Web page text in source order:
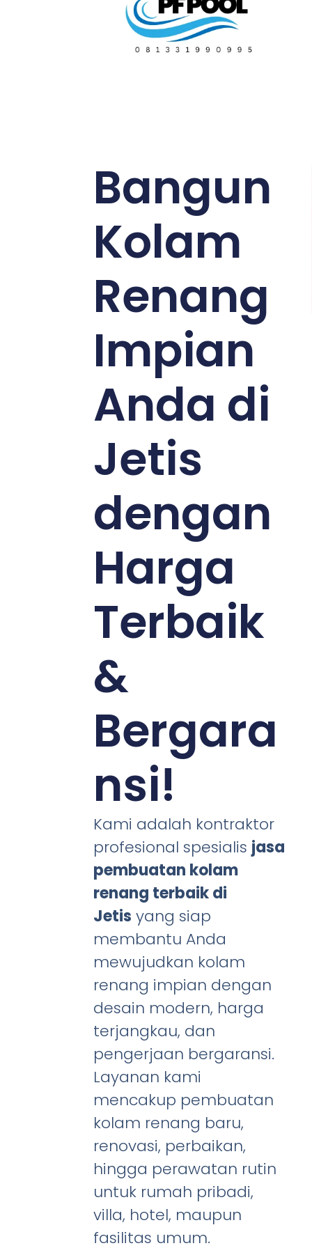
Bangun
Kolam
Renang
Impian
Anda di
Jetis
dengan
Harga
Terbaik
&
Bergara
nsi!
Kami adalah kontraktor
profesional spesialis jasa
pembuatan kolam
renang terbaik di
Jetis yang siap
membantu Anda
mewujudkan kolam
renang impian dengan
desain modern, harga
terjangkau, dan
pengerjaan bergaransi.
Layanan kami
mencakup pembuatan
kolam renang baru,
renovasi, perbaikan,
hingga perawatan rutin
untuk rumah pribadi,
villa, hotel, maupun
fasilitas umum.